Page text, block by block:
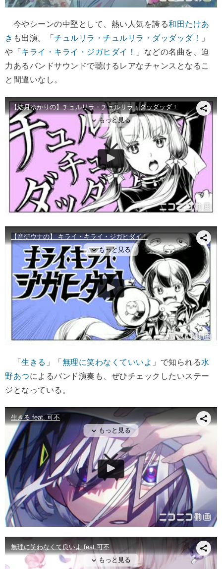
今やシーンの中堅として、熱い人気を誇る和田たけあ
き も出演。「 チュルリラ・チュルリラ・ダッダッダ！
」
や「 キライ・キライ・ジガヒダイ！
」などの名曲を、迫
力あるバンドサウンドで聴けるレアなチャンスとなるこ
と間違いなし。
「 生きる 」「 無理に笑わなくていいよ 」で知られる水
野あつによるバンド演奏も、ぜひチェックしたいステー
ジとなっている。